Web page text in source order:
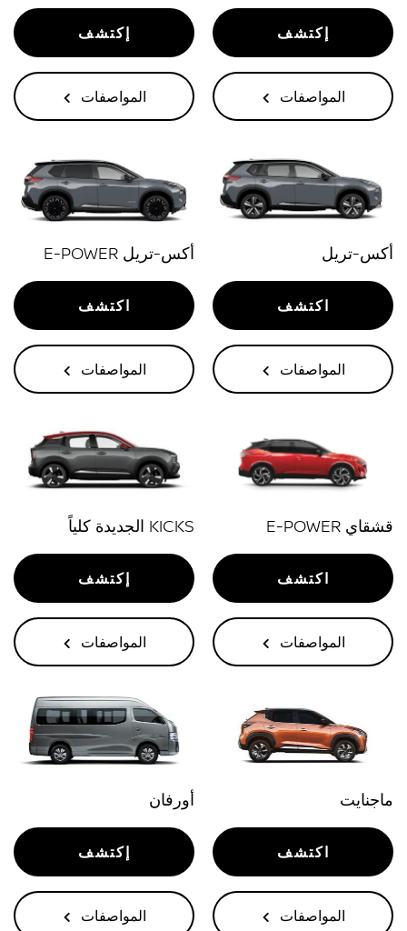
إكتشف
المواصفات
إكتشف
المواصفات
أكس-تريل
اكتشف
المواصفات
أكس-تريل E-POWER
اكتشف
المواصفات
قشقاي E-POWER
اكتشف
المواصفات
KICKS الجديدة كلياً
إكتشف
المواصفات
ماجنايت
اكتشف
المواصفات
أورفان
إكتشف
المواصفات